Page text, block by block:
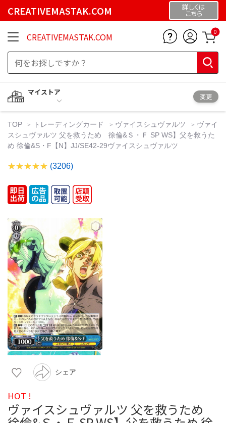
CREATIVEMASTAK.COM 詳しくは
こちら
CREATIVEMASTAK.COM 0
マイストア
変更
TOP トレーディングカード ヴァイスシュヴァルツ
ヴァイ
スシュヴァルツ 父を救うため 徐倫&Ｓ・Ｆ SP WS】父を救うた
め 徐倫&S・F【N】JJ/SE42-29ヴァイスシュヴァルツ
(3206)
シェア
HOT !
ヴァイスシュヴァルツ 父を救うため